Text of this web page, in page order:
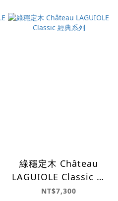
綠穩定木 Château
LAGUIOLE Classic 經
典系列
NT$7,300